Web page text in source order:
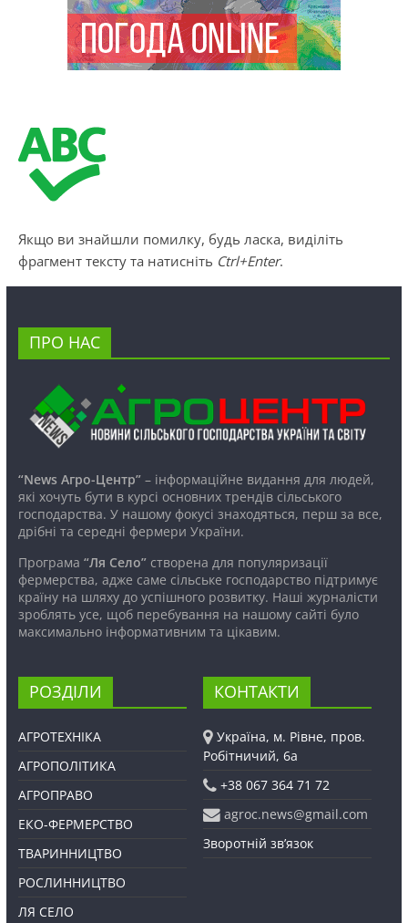
Якщо ви знайшли помилку, будь ласка, виділіть
фрагмент тексту та натисніть Ctrl+Enter.
ПРО НАС
“News Агро-Центр”– інформаційне видання для людей,
які хочуть бути в курсі основних трендів сільського
господарства. У нашому фокусі знаходяться, перш за все,
дрібні та середні фермери України.
Програма “Ля Село”створена для популяризації
фермерства, адже саме сільське господарство підтримує
країну на шляху до успішного розвитку. Наші журналісти
зроблять усе, щоб перебування на нашому сайті було
максимально інформативним та цікавим.
РОЗДІЛИ
АГРОТЕХНІКА
АГРОПОЛІТИКА
АГРОПРАВО
ЕКО-ФЕРМЕРСТВО
ТВАРИННИЦТВО
РОСЛИННИЦТВО
ЛЯ СЕЛО
КОНТАКТИ
Україна, м. Рівне, пров.
Робітничий, 6а
+38 067 364 71 72
agroc.news@gmail.com
Зворотній зв’язок